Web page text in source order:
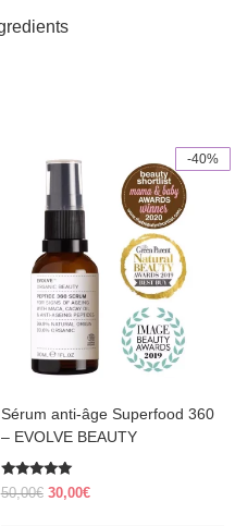
-40%
Sérum anti-âge Superfood 360
– EVOLVE BEAUTY
Rated
5.00
50,00€ Original
30,00€Current